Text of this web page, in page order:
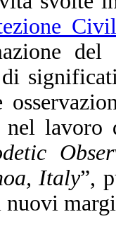
di
nel
Italy”,
nuovi